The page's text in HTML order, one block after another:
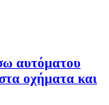
αυτόματου
οχήματα και